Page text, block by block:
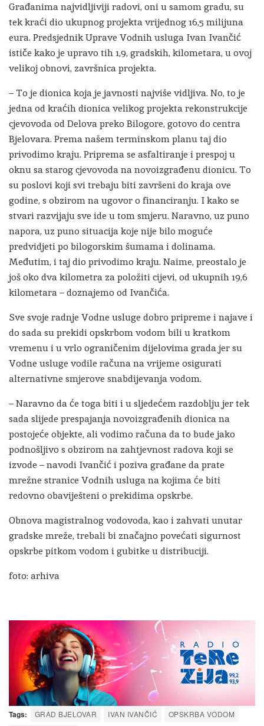
Građanima najvidljiviji radovi, oni u samom gradu, su
tek kraći dio ukupnog projekta vrijednog 16,5 milijuna
eura. Predsjednik Uprave Vodnih usluga Ivan Ivančić
ističe kako je upravo tih 1,9, gradskih, kilometara, u ovoj
velikoj obnovi, završnica projekta.
– To je dionica koja je javnosti najviše vidljiva. No, to je
jedna od kraćih dionica velikog projekta rekonstrukcije
cjevovoda od Delova preko Bilogore, gotovo do centra
Bjelovara. Prema našem terminskom planu taj dio
privodimo kraju. Priprema se asfaltiranje i prespoj u
oknu sa starog cjevovoda na novoizgrađenu dionicu. To
su poslovi koji svi trebaju biti završeni do kraja ove
godine, s obzirom na ugovor o financiranju. I kako se
stvari razvijaju sve ide u tom smjeru. Naravno, uz puno
napora, uz puno situacija koje nije bilo moguće
predvidjeti po bilogorskim šumama i dolinama.
Međutim, i taj dio privodimo kraju. Naime, preostalo je
još oko dva kilometra za položiti cijevi, od ukupnih 19,6
kilometara – doznajemo od Ivančića.
Sve svoje radnje Vodne usluge dobro pripreme i najave i
do sada su prekidi opskrbom vodom bili u kratkom
vremenu i u vrlo ograničenim dijelovima grada jer su
Vodne usluge vodile računa na vrijeme osigurati
alternativne smjerove snabdijevanja vodom.
– Naravno da će toga biti i u sljedećem razdoblju jer tek
sada slijede prespajanja novoizgrađenih dionica na
postojeće objekte, ali vodimo računa da to bude jako
podnošljivo s obzirom na zahtjevnost radova koji se
izvode – navodi Ivančić i poziva građane da prate
mrežne stranice Vodnih usluga na kojima će biti
redovno obaviješteni o prekidima opskrbe.
Obnova magistralnog vodovoda, kao i zahvati unutar
gradske mreže, trebali bi značajno povećati sigurnost
opskrbe pitkom vodom i gubitke u distribuciji.
foto: arhiva
Tags: GRAD BJELOVAR IVAN IVANČIĆ
OPSKRBA VODOM